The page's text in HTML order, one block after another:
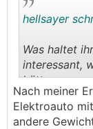
hellsayer
Was haltet
interessant,
hätte.
Nach meiner
Elektroauto
andere